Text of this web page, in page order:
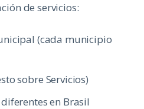
de servicios:
(cada municipio
sobre Servicios)
en Brasil